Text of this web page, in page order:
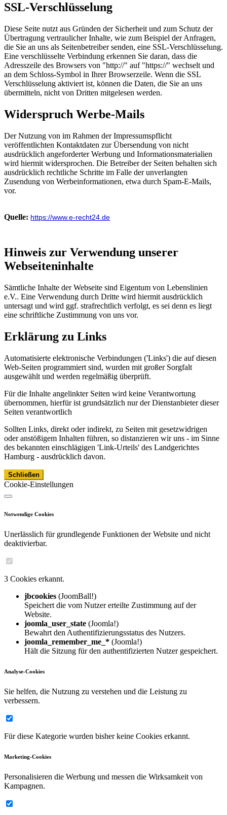
SSL-Verschlüsselung
Diese Seite nutzt aus Gründen der Sicherheit und zum Schutz der
Übertragung vertraulicher Inhalte, wie zum Beispiel der Anfragen,
die Sie an uns als Seitenbetreiber senden, eine SSL-Verschlüsselung.
Eine verschlüsselte Verbindung erkennen Sie daran, dass die
Adresszeile des Browsers von "http://" auf "https://" wechselt und
an dem Schloss-Symbol in Ihrer Browserzeile. Wenn die SSL
Verschlüsselung aktiviert ist, können die Daten, die Sie an uns
übermitteln, nicht von Dritten mitgelesen werden.
Widerspruch Werbe-Mails
Der Nutzung von im Rahmen der Impressumspflicht
veröffentlichten Kontaktdaten zur Übersendung von nicht
ausdrücklich angeforderter Werbung und Informationsmaterialien
wird hiermit widersprochen. Die Betreiber der Seiten behalten sich
ausdrücklich rechtliche Schritte im Falle der unverlangten
Zusendung von Werbeinformationen, etwa durch Spam-E-Mails,
vor.
Quelle: https://www.e-recht24.de
Hinweis zur Verwendung unserer
Webseiteninhalte
Sämtliche Inhalte der Webseite sind Eigentum von Lebenslinien
e.V.. Eine Verwendung durch Dritte wird hiermit ausdrücklich
untersagt und wird ggf. strafrechtlich verfolgt, es sei denn es liegt
eine schriftliche Zustimmung von uns vor.
Erklärung zu Links
Automatisierte elektronische Verbindungen ('Links') die auf diesen
Web-Seiten programmiert sind, wurden mit großer Sorgfalt
ausgewählt und werden regelmäßig überprüft.
Für die Inhalte angelinkter Seiten wird keine Verantwortung
übernommen, hierfür ist grundsätzlich nur der Dienstanbieter dieser
Seiten verantwortlich
Sollten Links, direkt oder indirekt, zu Seiten mit gesetzwidrigen
oder anstößigem Inhalten führen, so distanzieren wir uns - im Sinne
des bekannten einschlägigen 'Link-Urteils' des Landgerichtes
Hamburg - ausdrücklich davon.
Schließen
Cookie-Einstellungen
Notwendige Cookies
Unerlässlich für grundlegende Funktionen der Website und nicht
deaktivierbar.
3 Cookies erkannt.
jbcookies (JoomBall!)
Speichert die vom Nutzer erteilte Zustimmung auf der
Website.
joomla_user_state (Joomla!)
Bewahrt den Authentifizierungsstatus des Nutzers.
joomla_remember_me_* (Joomla!)
Hält die Sitzung für den authentifizierten Nutzer gespeichert.
Analyse-Cookies
Sie helfen, die Nutzung zu verstehen und die Leistung zu
verbessern.
Für diese Kategorie wurden bisher keine Cookies erkannt.
Marketing-Cookies
Personalisieren die Werbung und messen die Wirksamkeit von
Kampagnen.